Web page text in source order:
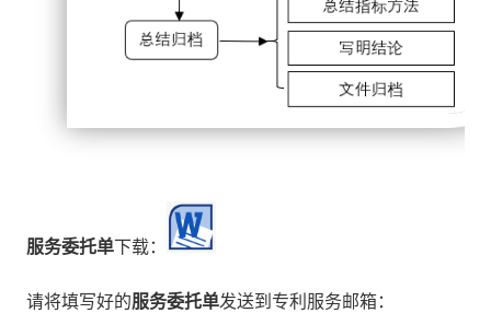
服务委托单下载：
请将填写好的服务委托单发送到专利服务邮箱：